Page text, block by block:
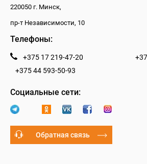
220050 г. Минск,
пр-т Независимости, 10
Телефоны:
+375 17 219-47-20
+375 44 593-50-93
Социальные сети:
Обратная связь